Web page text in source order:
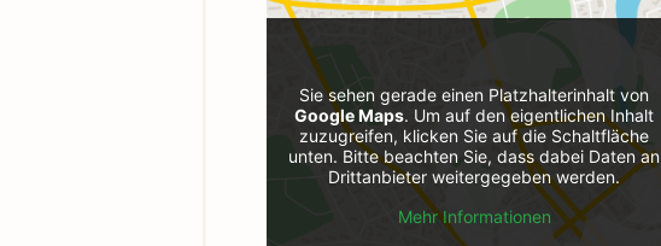
Sie sehen gerade einen Platzhalterinhalt von
Google Maps. Um auf den eigentlichen Inhalt
zuzugreifen, klicken Sie auf die Schaltfläche
unten. Bitte beachten Sie, dass dabei Daten an
Drittanbieter weitergegeben werden.
Mehr Informationen